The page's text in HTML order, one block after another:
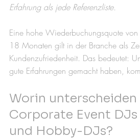
Erfahrung als jede Referenzliste.
Eine hohe Wiederbuchungsquote
18 Monaten gilt in der Branche als
Kundenzufriedenheit. Das bedeutet:
gute Erfahrungen gemacht haben,
Worin unterscheiden
Corporate Event
und Hobby-DJs?